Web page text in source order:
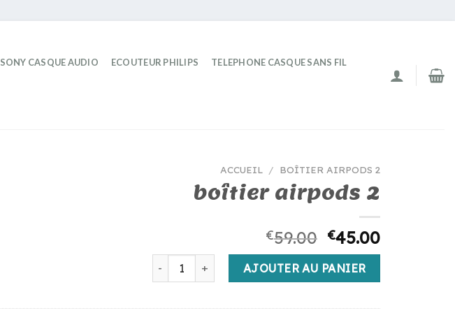
SONY CASQUE AUDIO ECOUTEUR PHILIPS TELEPHONE CASQUE SANS FIL
ACCUEIL / BOÎTIER AIRPODS 2
boîtier airpods 2
€59.00 €45.00
quantité de boîtier airpods 2AJOUTER AU PANIER